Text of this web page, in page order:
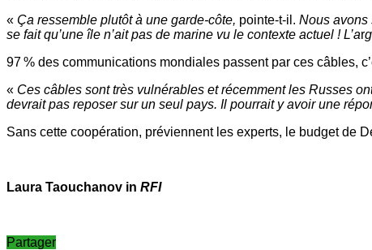
« Ça ressemble plutôt à une garde-côte, pointe-t-il. Nous avons
se fait qu’une île n’ait pas de marine vu le contexte actuel ! L’ar
97 % des communications mondiales passent par ces câbles,
« Ces câbles sont très vulnérables et récemment les Russes
devrait pas reposer sur un seul pays. Il pourrait y avoir une
Sans cette coopération, préviennent les experts, le budget de
Laura Taouchanov in RFI
Partager